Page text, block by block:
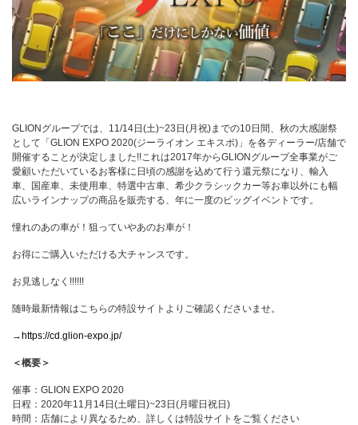
GLIONグループでは、 11/14日(土)~23 日(月祝)までの10日間、秋の大感謝祭
として「GLION EXPO 2020(ジーライオン エキスポ)」を各ディーラー/店舗で
開催することが決定しました!!これは2017年からGLIONグループ全事業がご
愛顧いただいているお客様に日頃の感謝を込めて行う還元祭になり、輸入
車、国産車、未使用車、特選中古車、希少クラシックカー等お車以外にも幅
広いラインナップの商品を販売する、年に一度のビッグイベントです。
憧れのあの車が！狙っていやあのお車が！
お得にご購入いただける大チャンスです。
お見逃しなく !!!!!!
随時最新情報はこちらの特設サイトよりご確認くださいませ。
→https://cd.glion-expo.jp/
＜概要＞
催事： GLION EXPO 2020
日程： 2020年11 月 14日(土曜日)~23 日(月曜日祝日)
時間：店舗により異なるため、詳しくは特設サイトをご覧ください